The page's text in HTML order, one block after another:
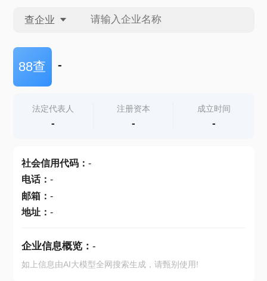
查企业
查企业
查产地
88查 -
法定代表人
-
注册资本
-
成立时间
-
社会信用代码： -
电话： -
邮箱： -
地址： -
企业信息概览： -
如上信息由AI大模型全网搜索生成，请甄别使用!